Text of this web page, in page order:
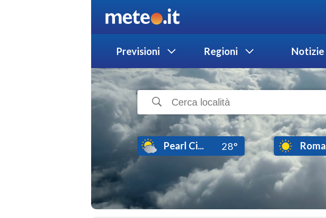
Previsioni Regioni Notizie
Pearl Ci... 28° Roma